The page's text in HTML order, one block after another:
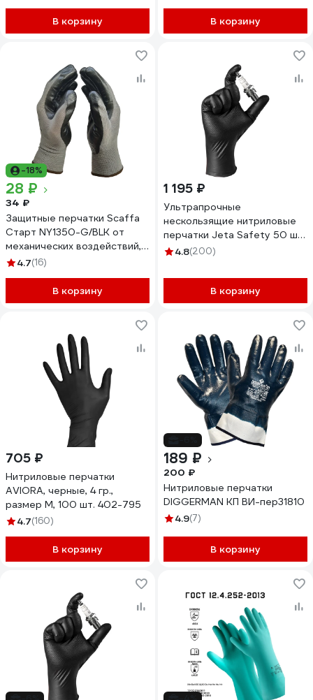
В корзину В корзину
-18%
28 ₽
34 ₽
Защитные перчатки Scaffa
Старт NY1350-G/BLK от
механических воздействий,
размер 10 00-01018560
4.7(16)
В корзину
1 195 ₽
Ультрапрочные
нескользящие нитриловые
перчатки Jeta Safety 50 шт
(25 пар), р.XL/10, длина 240
50BL-10
4.8(200)
В корзину
705 ₽
Нитриловые перчатки
AVIORA, черные, 4 гр.,
размер M, 100 шт. 402-795
4.7(160)
В корзину
189 ₽
200 ₽
Нитриловые перчатки
DIGGERMAN КП ВИ-пер31810
4.9(7)
В корзину